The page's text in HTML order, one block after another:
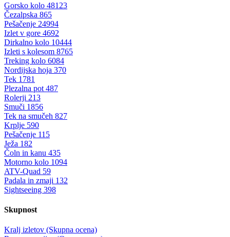
Gorsko kolo 48123
Čezalpska 865
Pešačenje 24994
Izlet v gore 4692
Dirkalno kolo 10444
Izleti s kolesom 8765
Treking kolo 6084
Nordijska hoja 370
Tek 1781
Plezalna pot 487
Rolerji 213
Smuči 1856
Tek na smučeh 827
Krplje 590
Pešačenje 115
Ježa 182
Čoln in kanu 435
Motorno kolo 1094
ATV-Quad 59
Padala in zmaji 132
Sightseeing 398
Skupnost
Kralj izletov (Skupna ocena)